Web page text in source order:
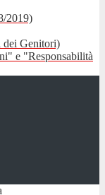
2019)
dei Genitori)
e "Responsabilità